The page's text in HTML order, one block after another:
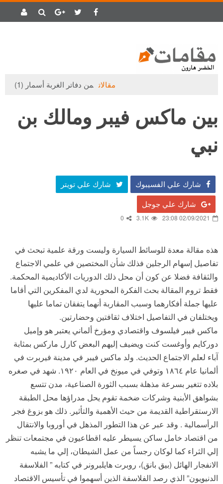
مقالات من دفاتر الغربة أسمار (1)
بين ماكس فيبر ومالك بن
نبي
شارك علي الفسيبوك شارك علي تويتر
شارك علي جوجل
02/09/2021 23:08
3.1K
0
هذه مقالة معدة للوسائط السيارة وليست ورقة علمية تبحث في
تفاصيل إسهام الرجلين فذلك شأن المختصين في علمي الاجتماع
والثقافة فضلا عن كون أن محل ذلك الدوريات الأكاديمية المحكمة.
فقط تروم المقالة بحث الفكرة المحورية لدي المفكرين التي أقاما
عليها جملة أفكارهما وسبب المقاربة أنهما يتفقان تماما عليها
ويختلفان في التفاصيل اختلاف ثقافتين وحضارتين.
ماكس فيبر فيلسوف واقتصادي ومؤرخ ألماني يعتبر هو وإميل
دوركايم وأوغست كنت ويضيف إليهم البعض كارل ماركس بمثابة
آباء لعلم الاجتماع الحديث. ولد ماكس فيبر في مدينة فيربرت في
ألمانيا عام ١٨٦٤ وتوفي في ميونخ في العام ١٩٢٠. شهد في صغره
بلاده تتغير بسرعة مذهلة بسبب الثورة الصناعية، مدن تتسع
بشواهق الأبنية وشركات ضخمة تقوم يحل مدراؤها محل الطبقة
الارستقراطية القديمة من حيث الأهمية والتأثير. ذلك هو بزوغ فجر
الرأسمالية . وقد عبر عن هذا التطور المذهل في أوروبا والانتقال
من اقتصاد خامل ساكن يسيطر عليه اقطاعيون في مجتمعات تنظر
إلي الثراء كما لوكان رجساً من عمل الشيطان، إلي ما يشبه
الانفجار الهائل (بيق بانق)، روبرت هايلبرونر في كتابه ” الفلاسفة
الدنيويون” الذي رصد الفلاسفة الذين أسهموا في تأسيس الاقتصاد